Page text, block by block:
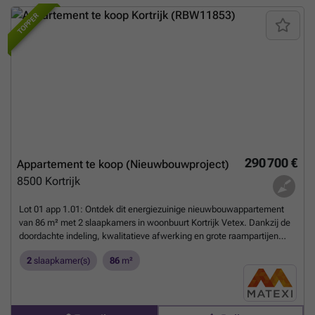
TOPPER
290 700 €
Appartement te koop (Nieuwbouwproject)
8500 Kortrijk
Lot 01 app 1.01: Ontdek dit energiezuinige nieuwbouwappartement
van 86 m² met 2 slaapkamers in woonbuurt Kortrijk Vetex. Dankzij de
doordachte indeling, kwalitatieve afwerking en grote raampartijen
appartement beschikt bovendien over een aangenaam terras van 10
waterwarmtepomp geniet je van een aangenaam binnenklimaat en
een laag energieverbruik.Kortrijk Vetex is een duurzame, groene
2 slaapkamer(s) 86 m²